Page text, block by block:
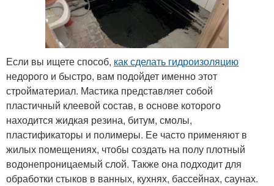
Если вы ищете способ, как сделать гидроизоляцию
недорого и быстро, вам подойдет именно этот
стройматериал. Мастика представляет собой
пластичный клеевой состав, в основе которого
находится жидкая резина, битум, смолы,
пластификаторы и полимеры. Ее часто применяют в
жилых помещениях, чтобы создать на полу плотный
водонепроницаемый слой. Также она подходит для
обработки стыков в ванных, кухнях, бассейнах, саунах.